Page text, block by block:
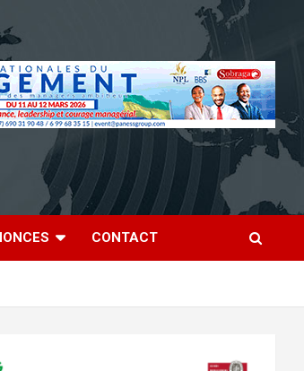
CONTACT